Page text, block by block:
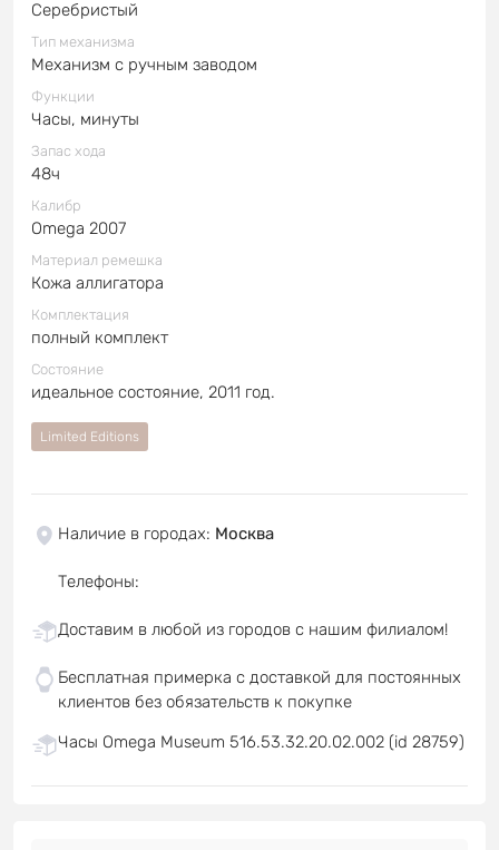
Серебристый
Тип механизма
Механизм с ручным заводом
Функции
Часы, минуты
Запас хода
48ч
Калибр
Omega 2007
Материал ремешка
Кожа аллигатора
Комплектация
полный комплект
Состояние
идеальное состояние, 2011 год.
Limited Editions
Наличие в городах: Москва
Телефоны:
Доставим в любой из городов с нашим филиалом!
Бесплатная примерка с доставкой для постоянных
клиентов без обязательств к покупке
Часы Omega Museum 516.53.32.20.02.002 (id 28759)